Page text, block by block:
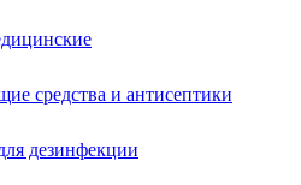
средства и антисептики
дезинфекции